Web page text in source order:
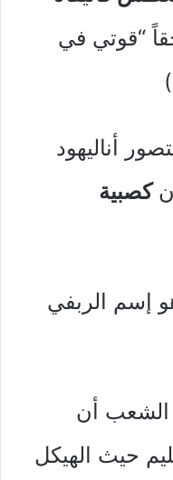
“قوتي في
أناليهود
كصبية
إسم الربفي
أن
حيث الهيكل